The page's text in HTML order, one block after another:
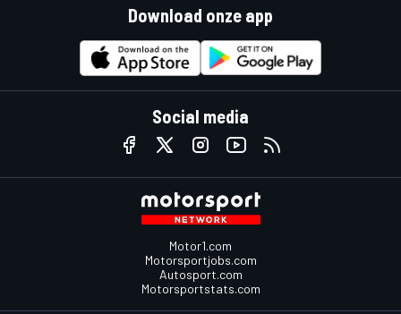
Download onze app
Social media
Motor1.com
Motorsportjobs.com
Autosport.com
Motorsportstats.com